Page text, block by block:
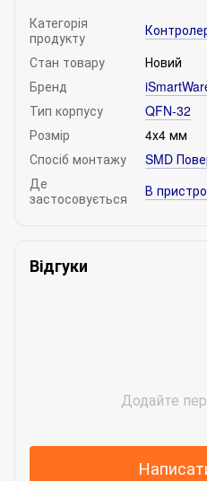
Категорія
продукту
Стан товару
Новий
Бренд
Тип корпусу
QFN-32
Розмір
4х4 мм
Спосіб монтажу
SMD
Де
застосовується
В
Відгуки
Додайте